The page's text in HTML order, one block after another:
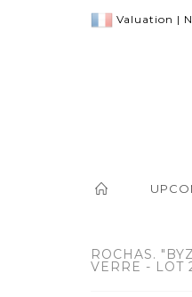
Valuation |
ROCHAS.
VERRE - LOT